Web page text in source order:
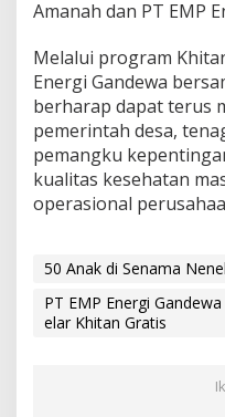
Amanah dan PT EMP
Melalui program
Energi Gandewa
berharap dapat terus
pemerintah desa,
pemangku
kualitas kesehatan
operasional
50 Anak di Senama
PT EMP Energi
elar Khitan Gratis